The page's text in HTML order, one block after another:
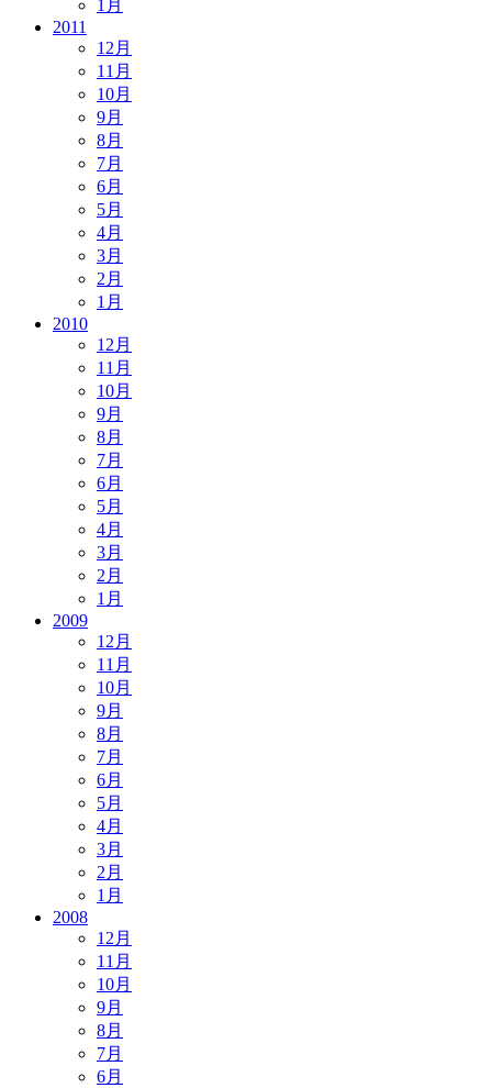
1月
2011
12月
11月
10月
9月
8月
7月
6月
5月
4月
3月
2月
1月
2010
12月
11月
10月
9月
8月
7月
6月
5月
4月
3月
2月
1月
2009
12月
11月
10月
9月
8月
7月
6月
5月
4月
3月
2月
1月
2008
12月
11月
10月
9月
8月
7月
6月